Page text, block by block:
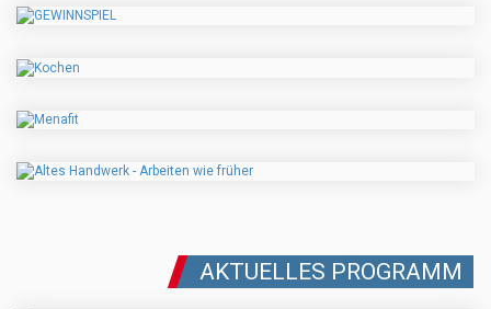
AKTUELLES PROGRAMM